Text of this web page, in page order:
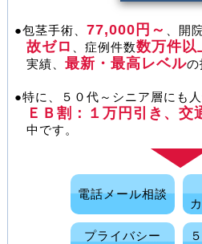
●包茎手術、 77,000円～ 、開院
故ゼロ
、症例件数数万件以
実績、 最新・最高レベルの
●特に、５０代～シニア層にも
ＥＢ割：１万円引き、交
中です。
電話メール相談
プライバシー